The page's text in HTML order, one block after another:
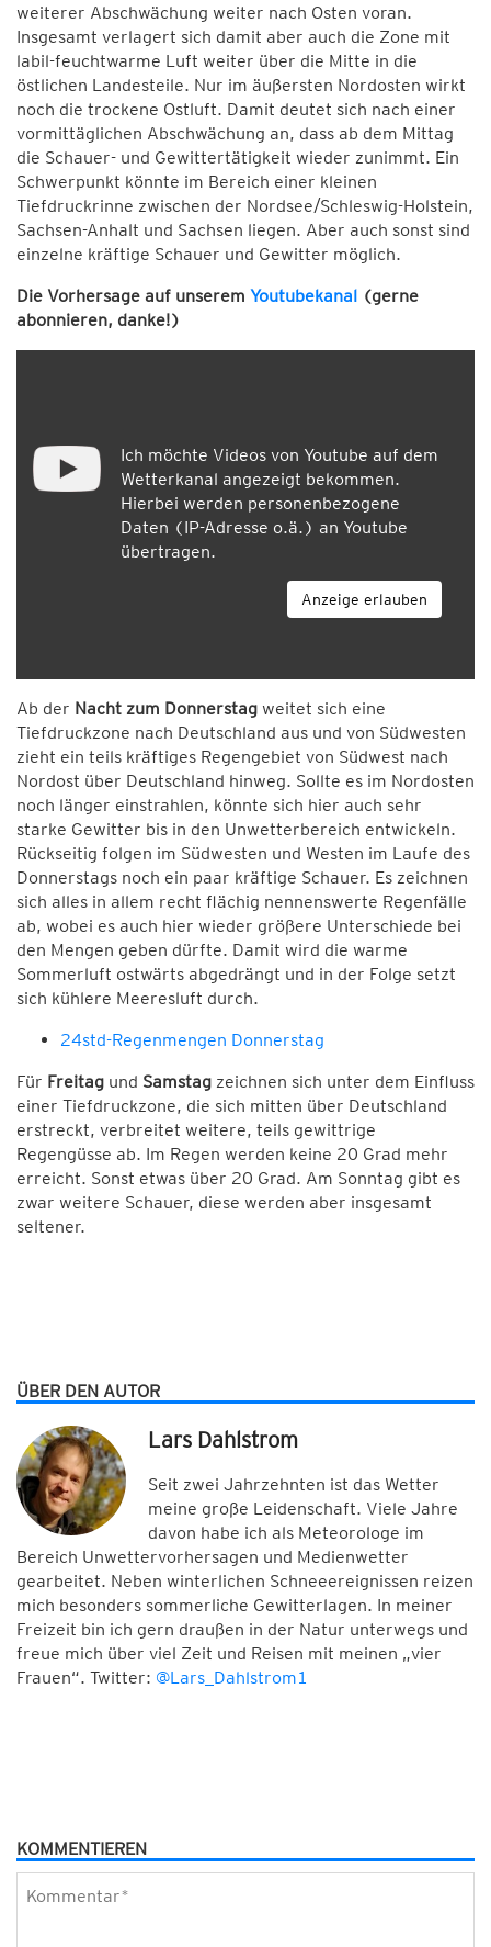
weiterer Abschwächung weiter nach Osten voran.
Insgesamt verlagert sich damit aber auch die Zone mit
labil-feuchtwarme Luft weiter über die Mitte in die
östlichen Landesteile. Nur im äußersten Nordosten wirkt
noch die trockene Ostluft. Damit deutet sich nach einer
vormittäglichen Abschwächung an, dass ab dem Mittag
die Schauer- und Gewittertätigkeit wieder zunimmt. Ein
Schwerpunkt könnte im Bereich einer kleinen
Tiefdruckrinne zwischen der Nordsee/Schleswig-Holstein,
Sachsen-Anhalt und Sachsen liegen. Aber auch sonst sind
einzelne kräftige Schauer und Gewitter möglich.
Die Vorhersage auf unserem Youtubekanal (gerne
abonnieren, danke!)
Ich möchte Videos von Youtube auf dem
Wetterkanal angezeigt bekommen.
Hierbei werden personenbezogene
Daten (IP-Adresse o.ä.) an Youtube
übertragen.
Anzeige erlauben
Ab der Nacht zum Donnerstag weitet sich eine
Tiefdruckzone nach Deutschland aus und von Südwesten
zieht ein teils kräftiges Regengebiet von Südwest nach
Nordost über Deutschland hinweg. Sollte es im Nordosten
noch länger einstrahlen, könnte sich hier auch sehr
starke Gewitter bis in den Unwetterbereich entwickeln.
Rückseitig folgen im Südwesten und Westen im Laufe des
Donnerstags noch ein paar kräftige Schauer. Es zeichnen
sich alles in allem recht flächig nennenswerte Regenfälle
ab, wobei es auch hier wieder größere Unterschiede bei
den Mengen geben dürfte. Damit wird die warme
Sommerluft ostwärts abgedrängt und in der Folge setzt
sich kühlere Meeresluft durch.
24std-Regenmengen Donnerstag
Für Freitag und Samstag zeichnen sich unter dem Einfluss
einer Tiefdruckzone, die sich mitten über Deutschland
erstreckt, verbreitet weitere, teils gewittrige
Regengüsse ab. Im Regen werden keine 20 Grad mehr
erreicht. Sonst etwas über 20 Grad. Am Sonntag gibt es
zwar weitere Schauer, diese werden aber insgesamt
seltener.
ÜBER DEN AUTOR
Lars Dahlstrom
Seit zwei Jahrzehnten ist das Wetter
meine große Leidenschaft. Viele Jahre
davon habe ich als Meteorologe im
Bereich Unwettervorhersagen und Medienwetter
gearbeitet. Neben winterlichen Schneeereignissen reizen
mich besonders sommerliche Gewitterlagen. In meiner
Freizeit bin ich gern draußen in der Natur unterwegs und
freue mich über viel Zeit und Reisen mit meinen „vier
Frauen“. Twitter: @Lars_Dahlstrom1
KOMMENTIEREN